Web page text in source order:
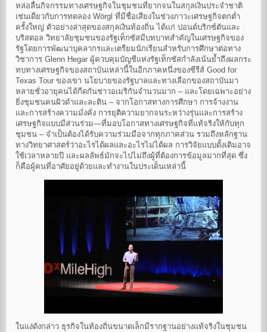
หล่อลื่นกิจกรรมทางเศรษฐกิจในชุมชนที่ยากจนในสกุลเงินประจำชาติ
เช่นเดียวกับการทดลอง Wörgl ที่มีชื่อเสียงในช่วงภาวะเศรษฐกิจตกต่ำ
ครั้งใหญ่ ตัวอย่างล่าสุดของสกุลเงินท้องถิ่น ได้แก่ ปอนด์บริกซ์ตันและ
บริสตอล วิทยาลัยชุมชนของรัฐเท็กซัสมีบทบาทสำคัญในเศรษฐกิจของ
รัฐโดยการพัฒนาบุคลากรและเตรียมนักเรียนสำหรับการศึกษาต่อทาง
วิชาการ Glenn Hegar ผู้ควบคุมบัญชีแห่งรัฐเท็กซัสกำลังเน้นย้ำถึงผลกระ
ทบทางเศรษฐกิจของสถาบันเหล่านี้ในอีกภาคหนึ่งของซีรีส์ Good for
Texas Tour ของเขา นโยบายของรัฐบาลและทางเลือกของสถาบันมา
หลายชั่วอายุคนได้กีดกันชาวอเมริกันจำนวนมาก – และโดยเฉพาะอย่าง
ยิ่งชุมชนคนผิวดำและละติน – จากโอกาสทางการศึกษา การจ้างงาน
และการสร้างความมั่งคั่ง การยุติความยากจนระหว่างรุ่นและการสร้าง
เศรษฐกิจแบบมีส่วนร่วม—ที่มอบโอกาสทางเศรษฐกิจที่แท้จริงให้กับทุก
ชุมชน – จำเป็นต้องได้รับความร่วมมือจากทุกภาคส่วน รวมถึงหลักฐาน
ทางวิทยาศาสตร์ว่าอะไรได้ผลและอะไรไม่ได้ผล การวิจัยแบบดั้งเดิมอาจ
ใช้เวลาหลายปี และผลลัพธ์มักจะไปไม่ถึงผู้ที่ต้องการข้อมูลมากที่สุด ซึ่ง
ก็คือผู้คนที่อาศัยอยู่ด้วยและทำงานในประเด็นเหล่านี้
ในแง่ดังกล่าว ธุรกิจในท้องถิ่นขนาดเล็กมีรากฐานอย่างแท้จริงในชุมชน